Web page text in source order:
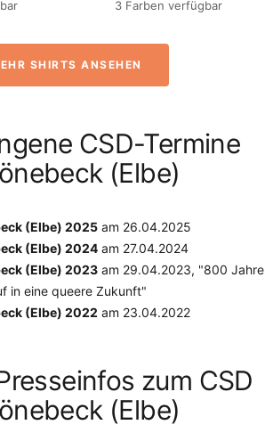
3 Farben verfügbar
SHIRTS ANSEHEN
CSD-Termine
(Elbe)
(Elbe) 2025 am 26.04.2025
(Elbe) 2024 am 27.04.2024
(Elbe) 2023 am 29.04.2023, "800 Jahre
in eine queere Zukunft"
(Elbe) 2022 am 23.04.2022
zum CSD
(Elbe)